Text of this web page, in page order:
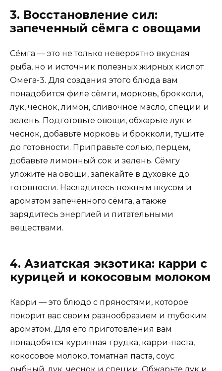
3. Восстановление сил:
запеченный сёмга с овощами
Сёмга — это не только невероятно вкусная
рыба, но и источник полезных жирных кислот
Омега-3. Для создания этого блюда вам
понадобится филе сёмги, морковь, брокколи,
лук, чеснок, лимон, сливочное масло, специи и
зелень. Подготовьте овощи, обжарьте лук и
чеснок, добавьте морковь и брокколи, тушите
до готовности. Приправьте солью, перцем,
добавьте лимонный сок и зелень. Сёмгу
уложите на овощи, запекайте в духовке до
готовности. Насладитесь нежным вкусом и
ароматом запечённого сёмга, а также
зарядитесь энергией и питательными
веществами.
4. Азиатская экзотика: карри с
курицей и кокосовым молоком
Карри — это блюдо с пряностями, которое
покорит вас своим разнообразием и глубоким
ароматом. Для его приготовления вам
понадобятся куринная грудка, карри-паста,
кокосовое молоко, томатная паста, соус